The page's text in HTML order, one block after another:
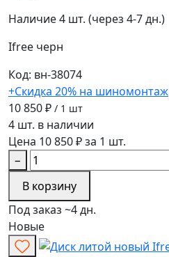
Наличие4 шт. (через 4-7 дн.)
Ifree черн
Код: вн-38074
+Скидка 20% на шиномонтаж
10 850 ₽ / 1 шт
4 шт. в наличии
Цена 10 850 ₽ за 1 шт.
−
В корзину
Под заказ ~4 дн.
Новые